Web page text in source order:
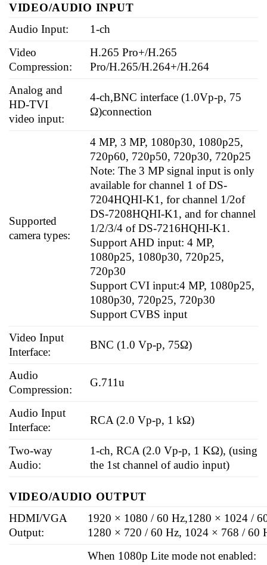
VIDEO/AUDIO INPUT
Audio Input:
1-ch
Video
Compression:
H.265 Pro+/H.265
Pro/H.265/H.264+/H.264
Analog and
HD-TVI
video input:
4-ch,BNC interface (1.0Vp-p, 75
Ω)connection
Supported
camera types:
4 MP, 3 MP, 1080p30, 1080p25,
720p60, 720p50, 720p30, 720p25
Note: The 3 MP signal input is only
available for channel 1 of DS-
7204HQHI-K1, for channel 1/2of
DS-7208HQHI-K1, and for channel
1/2/3/4 of DS-7216HQHI-K1.
Support AHD input: 4 MP,
1080p25, 1080p30, 720p25,
720p30
Support CVI input:4 MP, 1080p25,
1080p30, 720p25, 720p30
Support CVBS input
Video Input
Interface:
BNC (1.0 Vp-p, 75Ω)
Audio
Compression:
G.711u
Audio Input
Interface:
RCA (2.0 Vp-p, 1 kΩ)
Two-way
Audio:
1-ch, RCA (2.0 Vp-p, 1 KΩ), (using
the 1st channel of audio input)
VIDEO/AUDIO OUTPUT
HDMI/VGA
Output:
1920 × 1080 / 60 Hz,1280 × 1024 /
1280 × 720 / 60 Hz, 1024 × 768 / 60
When 1080p Lite mode not enabled: